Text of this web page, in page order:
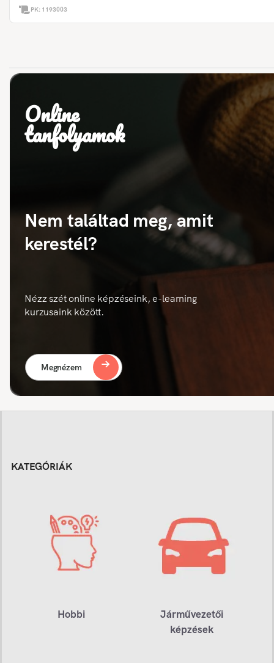
PK: 1193003
Online
tanfolyamok
Nem találtad meg, amit
kerestél?
Nézz szét online képzéseink, e-learning
kurzusaink között.
Megnézem
KATEGÓRIÁK
Hobbi
Járművezetői
képzések